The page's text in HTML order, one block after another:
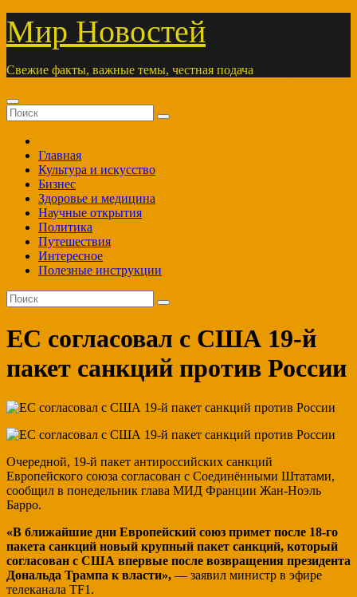
Перейти
содержимому
Мир Новостей
Свежие факты, важные темы, честная подача
Главная
Культура и искусство
Бизнес
Здоровье и медицина
Научные открытия
Политика
Путешествия
Интересное
Полезные инструкции
ЕС согласовал с США 19-й
пакет санкций против России
Очередной, 19-й пакет антироссийских санкций
Европейского союза согласован с Соединёнными Штатами,
сообщил в понедельник глава МИД Франции Жан-Ноэль
Барро.
«В ближайшие дни Европейский союз примет после 18-го
пакета санкций новый крупный пакет санкций, который
согласован с США впервые после возвращения президента
Дональда Трампа к власти», — заявил министр в эфире
телеканала TF1.